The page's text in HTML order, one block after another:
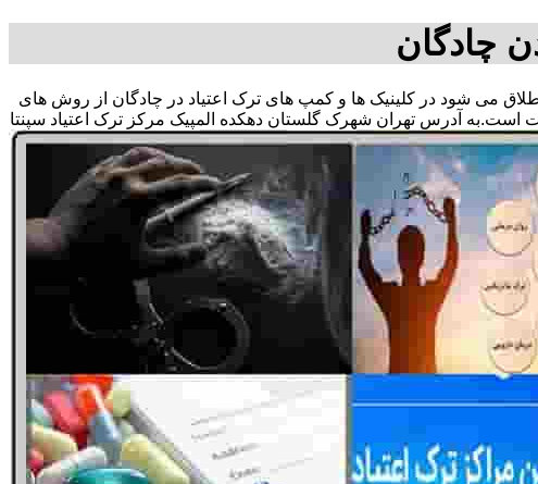
چادگان
اطلاق می شود در کلینیک ها و کمپ های ترک اعتیاد در چادگان از روش های
است.به آدرس تهران شهرک گلستان دهکده المپیک مرکز ترک اعتیاد سپنتا